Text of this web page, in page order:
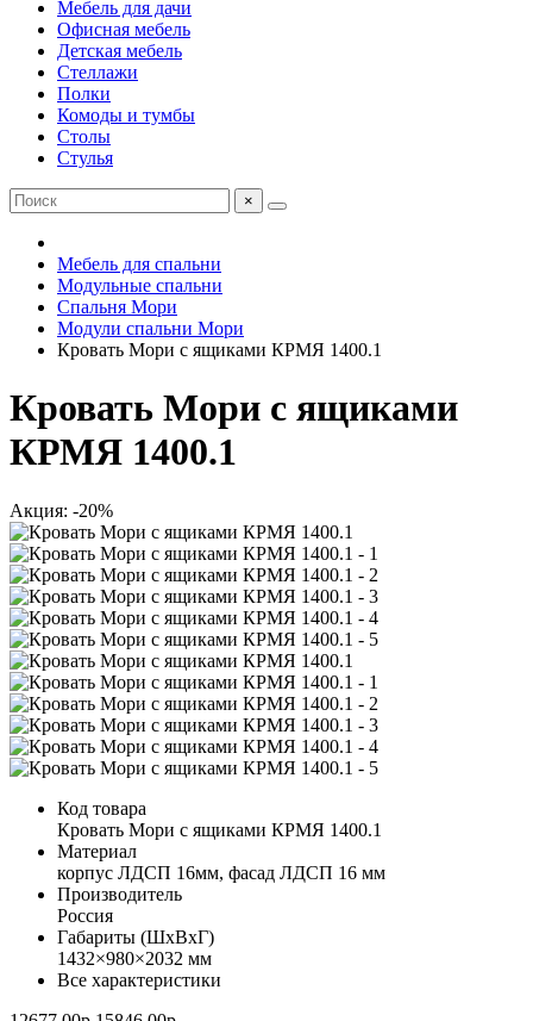
Мебель для дачи
Офисная мебель
Детская мебель
Стеллажи
Полки
Комоды и тумбы
Столы
Стулья
×
Мебель для спальни
Модульные спальни
Спальня Мори
Модули спальни Мори
Кровать Мори с ящиками КРМЯ 1400.1
Кровать Мори с ящиками
КРМЯ 1400.1
Акция: -20%
Код товара
Кровать Мори с ящиками КРМЯ 1400.1
Материал
корпус ЛДСП 16мм, фасад ЛДСП 16 мм
Производитель
Россия
Габариты (ШхВхГ)
1432×980×2032 мм
Все характеристики